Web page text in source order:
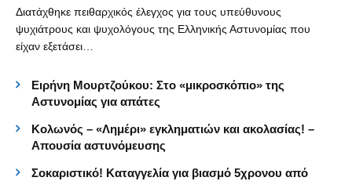
Διατάχθηκε πειθαρχικός έλεγχος για τους υπεύθυνους
ψυχιάτρους και ψυχολόγους της Ελληνικής Αστυνομίας που
είχαν εξετάσει…
Ειρήνη Μουρτζούκου: Στο «μικροσκόπιο» της
Αστυνομίας για απάτες
Κολωνός – «Λημέρι» εγκληματιών και ακολασίας! –
Απουσία αστυνόμευσης
Σοκαριστικό! Καταγγελία για βιασμό 5χρονου από